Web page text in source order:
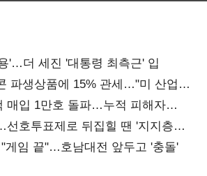
'…더 세진 '대통령 최측근' 입
파생상품에 15% 관세…"미 산업
매입 1만호 돌파…누적 피해자
호투표제로 뒤집힐 땐 '지지층
게임 끝"…호남대전 앞두고 '충돌'